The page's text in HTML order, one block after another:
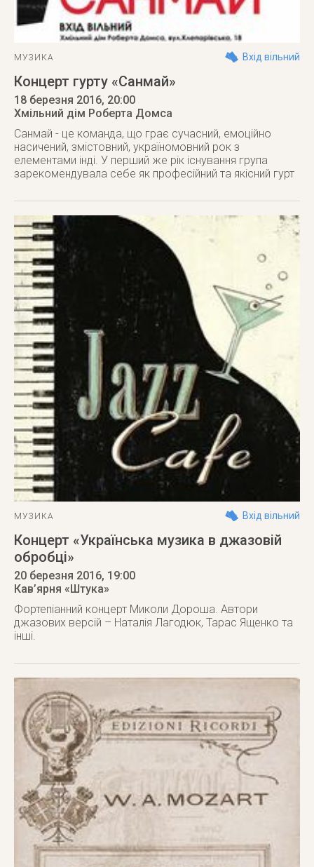
МУЗИКА Вхід вільний
Концерт гурту «Санмай»
18 березня 2016, 20:00
Хмільний дім Роберта Домса
Санмай - це команда, що грає сучасний, емоційно
насичений, змістовний, україномовний рок з
елементами інді. У перший же рік існування група
зарекомендувала себе як професійний та якісний гурт
МУЗИКА Вхід вільний
Концерт «Українська музика в джазовій
обробці»
20 березня 2016, 19:00
Кав’ярня «Штука»
Фортепіанний концерт Миколи Дороша. Автори
джазових версій – Наталія Лагодюк, Тарас Ященко та
інші.